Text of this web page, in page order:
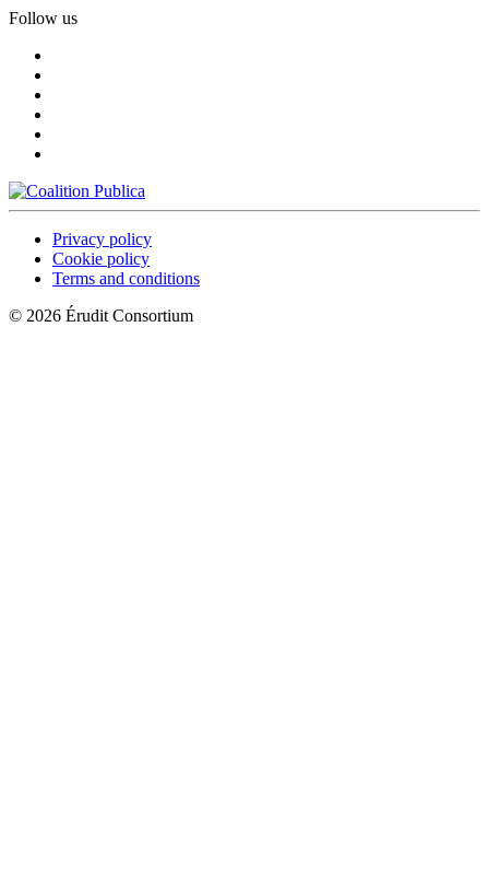
Follow us
Privacy policy
Cookie policy
Terms and conditions
© 2026 Érudit Consortium